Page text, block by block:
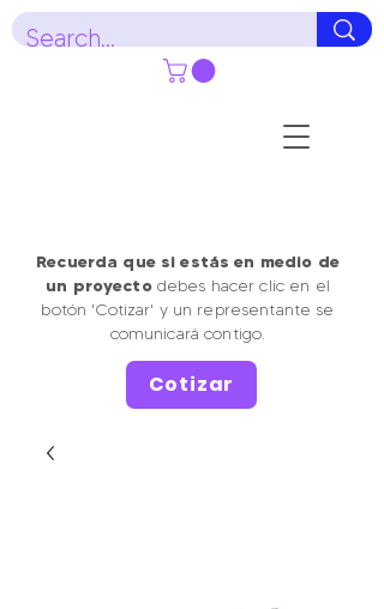
Recuerda que si estás en medio de
un proyectodebes hacer clic en el
botón 'Cotizar' y un representante se
comunicará contigo.
Cotizar